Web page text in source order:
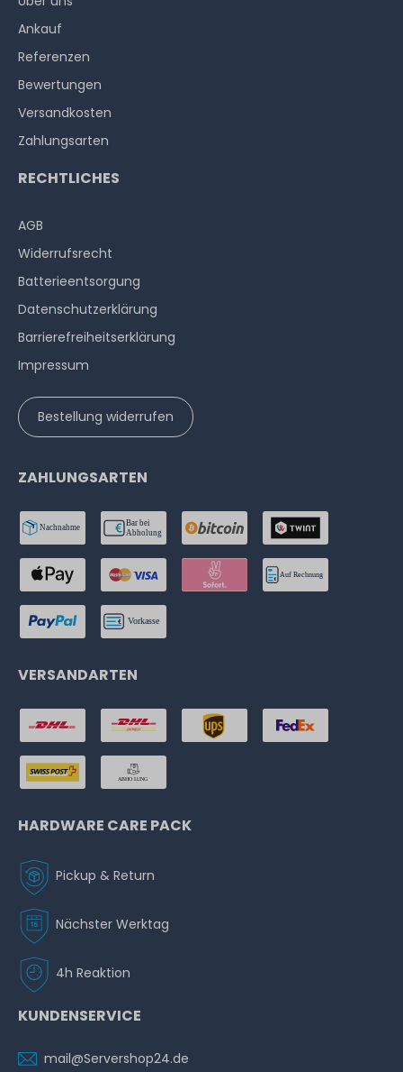
Ankauf
Referenzen
Bewertungen
Versandkosten
Zahlungsarten
RECHTLICHES
AGB
Widerrufs­recht
Batterieentsorgung
Datenschutzerklärung
Barrierefreiheitserklärung
Impressum
Bestellung widerrufen
ZAHLUNGSARTEN
VERSANDARTEN
HARDWARE CARE PACK
Pickup & Return
Nächster Werktag
4h Reaktion
KUNDENSERVICE
mail@Servershop24.de